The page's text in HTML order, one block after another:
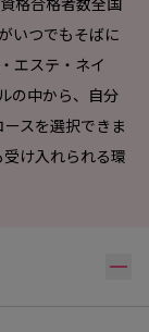
いつでもそばに
エステ・ネイ
の中から、自分
スを選択できま
け入れられる環
リ